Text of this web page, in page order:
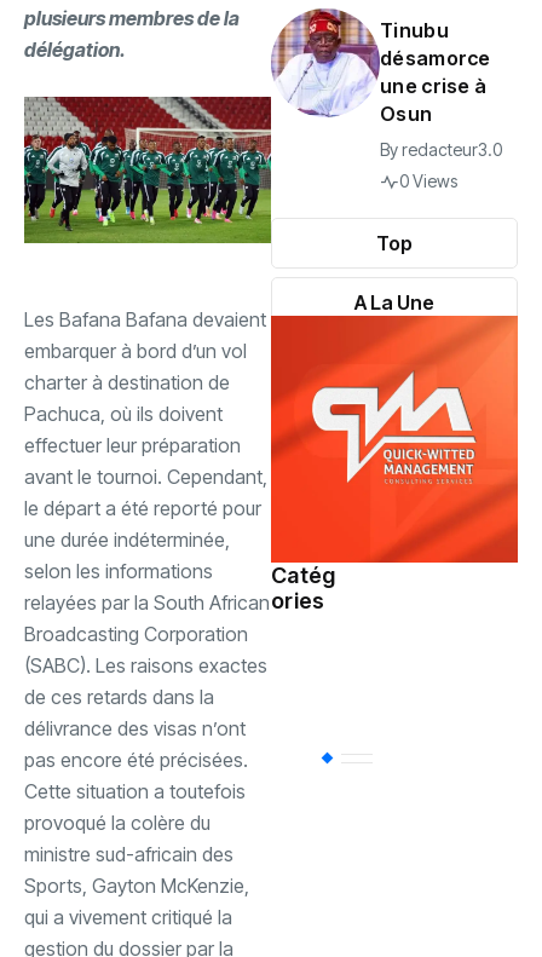
plusieurs membres de la
délégation.
‎Les Bafana Bafana devaient
embarquer à bord d’un vol
charter à destination de
Pachuca, où ils doivent
effectuer leur préparation
avant le tournoi. Cependant,
le départ a été reporté pour
une durée indéterminée,
selon les informations
relayées par la South African
Broadcasting Corporation
(SABC). Les raisons exactes
de ces retards dans la
délivrance des visas n’ont
pas encore été précisées.
Cette situation a toutefois
provoqué la colère du
ministre sud-africain des
Sports, Gayton McKenzie,
qui a vivement critiqué la
gestion du dossier par la
Top
A La Une
Tinubu
désamorce
une crise à
Osun
Byredacteur3.0
0 Views
Catég
ories